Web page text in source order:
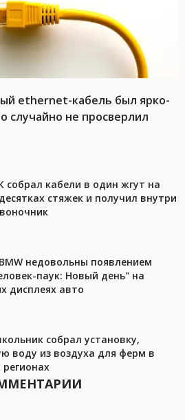
ethernet-кабель был ярко-
случайно не просверлил
собрал кабели в один жгут на
стяжек и получил внутри
недовольны появлением
паук: Новый день" на
дисплеях авто
собрал установку,
воду из воздуха для ферм в